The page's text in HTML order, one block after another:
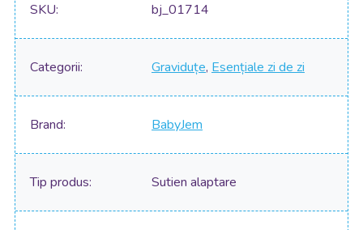
SKU bj_01714
Categorii Graviduțe, Esențiale zi de zi
Brand BabyJem
Tip produs Sutien alaptare